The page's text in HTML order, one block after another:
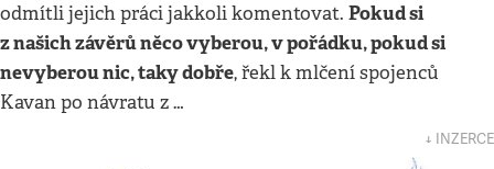
odmítli jejich práci jakkoli komentovat. Pokud si
z našich závěrů něco vyberou, v pořádku, pokud si
nevyberou nic, taky dobře, řekl k mlčení spojenců
Kavan po návratu z …
↓ INZERCE